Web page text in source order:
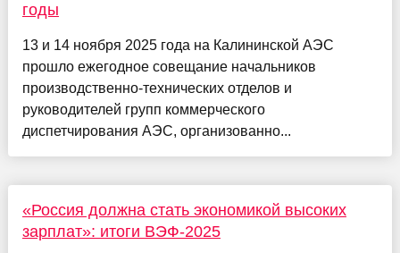
годы
13 и 14 ноября 2025 года на Калининской АЭС
прошло ежегодное совещание начальников
производственно-технических отделов и
руководителей групп коммерческого
диспетчирования АЭС, организованно...
«Россия должна стать экономикой высоких
зарплат»: итоги ВЭФ-2025